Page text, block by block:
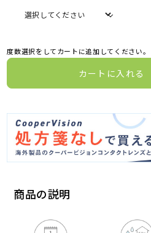
商品の説明
度数選択をしてカートに追加してください。
カートに入れる